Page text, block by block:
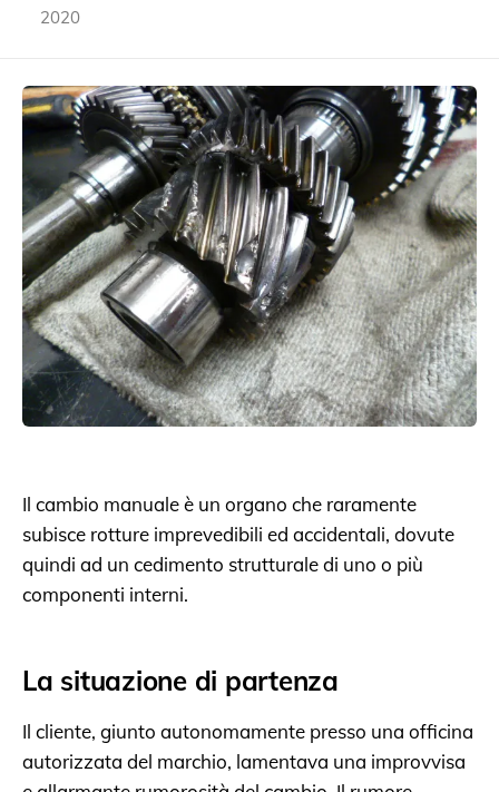
2020
Il cambio manuale è un organo che raramente
subisce rotture imprevedibili ed accidentali, dovute
quindi ad un cedimento strutturale di uno o più
componenti interni.
La situazione di partenza
Il cliente, giunto autonomamente presso una officina
autorizzata del marchio, lamentava una improvvisa